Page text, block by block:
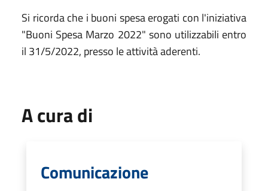
Si ricorda che i buoni spesa erogati con l'iniziativa
"Buoni Spesa Marzo 2022" sono utilizzabili entro
il 31/5/2022, presso le attività aderenti.
A cura di
Comunicazione